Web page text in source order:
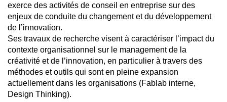
exerce des activités de conseil en entreprise sur des
enjeux de conduite du changement et du développement
de l’innovation.
Ses travaux de recherche visent à caractériser l’impact du
contexte organisationnel sur le management de la
créativité et de l’innovation, en particulier à travers des
méthodes et outils qui sont en pleine expansion
actuellement dans les organisations (Fablab interne,
Design Thinking).